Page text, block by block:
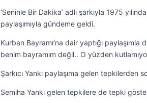
‘Seninle Bir Dakika’ adlı şarkıyla 1975
paylaşımıyla gündeme geldi.
Kurban Bayramı’na dair yaptığı
benim bayramım değil.. O yüzden
Şarkıcı Yankı paylaşıma gelen tepkilerden
Semiha Yankı gelen tepkilere de tepki